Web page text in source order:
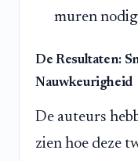
muren
De Resultaten:
Nauwkeurigheid
De auteurs
zien hoe deze